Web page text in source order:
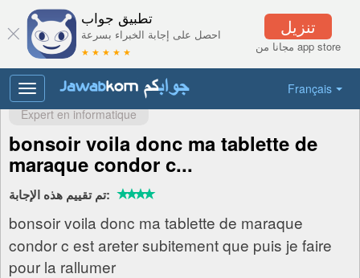
تنزيل
مجانا من app store
تطبيق جواب
احصل على إجابة الخبراء بسرعة
★ ★ ★ ★ ★
Français
Toggle
navigation
Expert en informatique
bonsoir voila donc ma tablette de
maraque condor c...
تم تقييم هذه الإجابة:
bonsoir voila donc ma tablette de maraque
condor c est areter subitement que puis je faire
pour la rallumer